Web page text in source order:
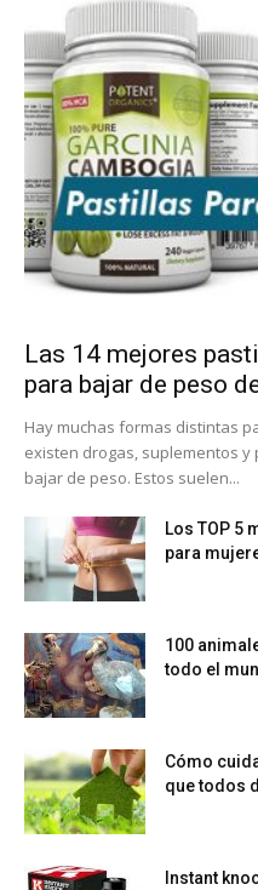
Las 14 mejores
para bajar de peso
Hay muchas formas distintas
existen drogas, suplementos
bajar de peso. Estos suelen...
Los TOP 5
para
100
todo el
Cómo
que todos
Instant